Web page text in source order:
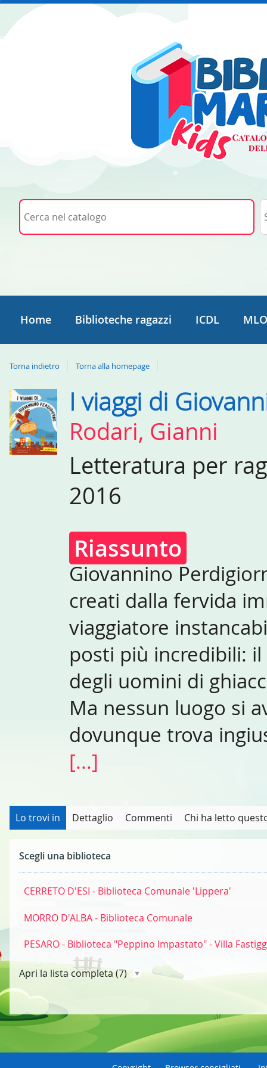
Cerca su "Cerca nel catalogo"
Home Biblioteche ragazzi ICDL
Torna indietro Torna alla homepage
Dettaglio
del
documento
I viaggi di
Rodari, Gianni
Letteratura per
2016
Riassunto
Giovannino
creati dalla fervida
viaggiatore
posti più incredibili:
degli uomini di
Ma nessun luogo si
dovunque trova
[...]
Lo trovi in Dettaglio Commenti Chi ha letto
Scegli una biblioteca
CERRETO D'ESI - Biblioteca Comunale 'Lippera'
MORRO D'ALBA - Biblioteca Comunale
PESARO - Biblioteca "Peppino Impastato" - Villa
Apri la lista completa (7)